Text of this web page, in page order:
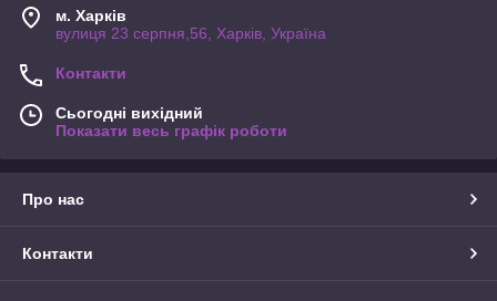
м. Харків
вулиця 23 серпня,56, Харків, Україна
Контакти
Сьогодні вихідний
Показати весь графік роботи
Про нас
Контакти